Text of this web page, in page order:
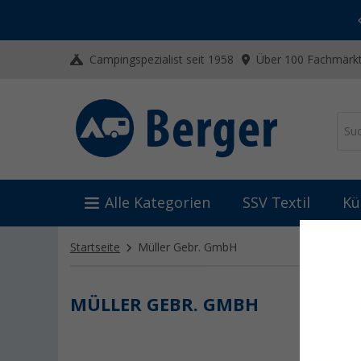
Campingspezialist seit 1958 Über 100
Alle Kategorien SSV Textil
Startseite Müller Gebr. GmbH
MÜLLER GEBR. GMBH